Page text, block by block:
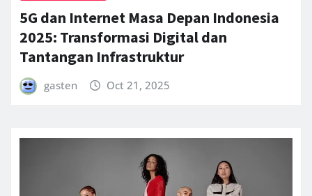
5G dan Internet Masa Depan Indonesia
2025: Transformasi Digital dan
Tantangan Infrastruktur
gasten Oct 21, 2025